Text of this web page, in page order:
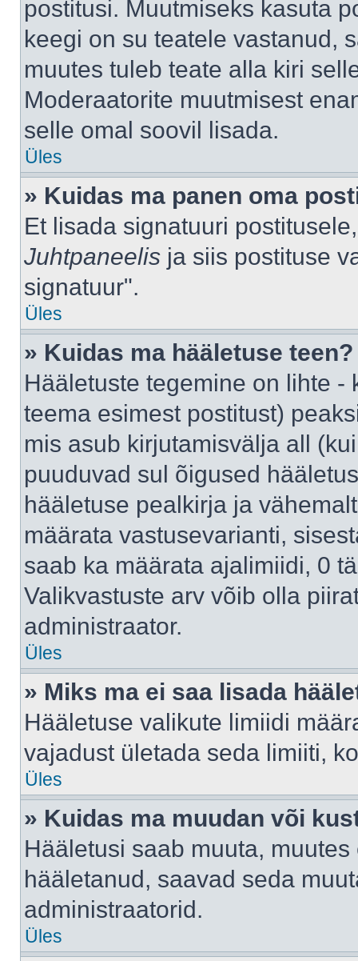
postitusi. Muutmiseks kasuta
keegi on su teatele vastanud,
muutes tuleb teate alla kiri
Moderaatorite muutmisest
selle omal soovil lisada.
Üles
» Kuidas ma panen oma
Et lisada signatuuri
Juhtpaneelis ja siis postituse
signatuur".
Üles
» Kuidas ma hääletuse teen?
Hääletuste tegemine on lihte
teema esimest postitust)
mis asub kirjutamisvälja all
puuduvad sul õigused
hääletuse pealkirja ja
määrata vastusevarianti,
saab ka määrata ajalimiidi, 0
Valikvastuste arv võib olla
administraator.
Üles
» Miks ma ei saa lisada
Hääletuse valikute limiidi
vajadust ületada seda limiiti,
Üles
» Kuidas ma muudan või
Hääletusi saab muuta,
hääletanud, saavad seda
administraatorid.
Üles